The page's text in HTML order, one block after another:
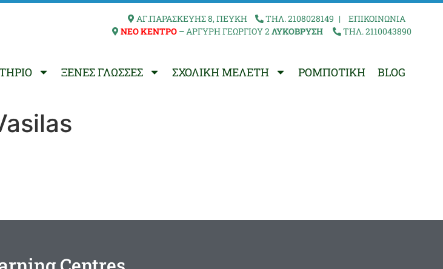
ΑΓ.ΠΑΡΑΣΚΕΥΗΣ 8, ΠΕΥΚΗ ΤΗΛ. 2108028149 |
ΕΠΙΚΟΙΝΩΝΙΑ
ΝΕΟ ΚΕΝΤΡΟ –ΑΡΓΥΡΗ ΓΕΩΡΓΙΟΥ 2 ΛΥΚΟΒΡΥΣΗ ΤΗΛ. 2110043890
ΞΕΝΕΣ ΓΛΩΣΣΕΣ ΣΧΟΛΙΚΗ ΜΕΛΕΤΗ ΡΟΜΠΟΤΙΚΗ BLOG